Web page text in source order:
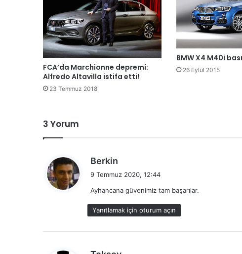
FCA’da Marchionne depremi:
Alfredo Altavilla istifa etti!
23 Temmuz 2018
BMW X4 M40i
26 Eylül 2015
3 Yorum
Berkin
i
k
i
9 Temmuz 2020, 12:44
Ayhancana güvenimiz tam başarılar.
Yanıtlamak için oturum açın